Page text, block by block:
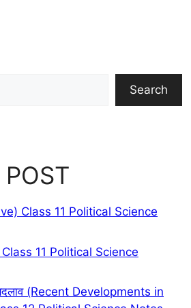
Search
POST
Class 11 Political Science
Class 11 Political Science
बदलाव (Recent Developments in